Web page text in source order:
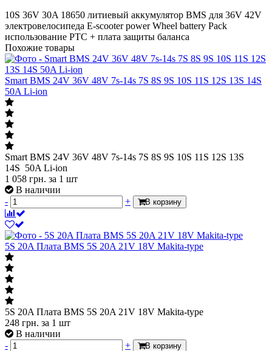
10S 36V 30A 18650 литиевый аккумулятор BMS для 36V 42V
электровелосипеда E-scooter power Wheel battery Pack
использование PTC + плата защиты баланса
Похожие товары
Smart BMS 24V 36V 48V 7s-14s 7S 8S 9S 10S 11S 12S 13S 14S
50A Li-ion
Smart BMS 24V 36V 48V 7s-14s 7S 8S 9S 10S 11S 12S 13S
14S 50A Li-ion
1 058 грн. за 1 шт
В наличии
-
+ В корзину
5S 20A Плата BMS 5S 20A 21V 18V Makita-type
5S 20A Плата BMS 5S 20A 21V 18V Makita-type
248 грн. за 1 шт
В наличии
-
+ В корзину